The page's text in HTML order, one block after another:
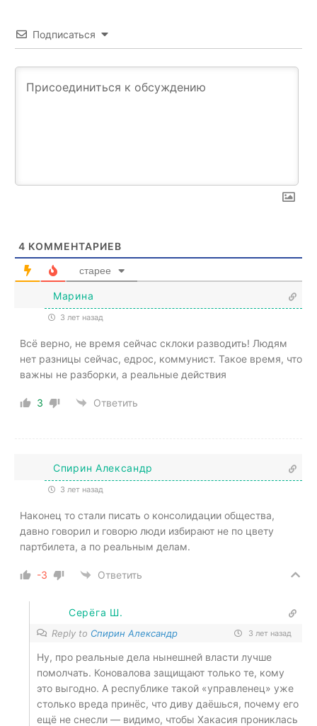
Подписаться
4 КОММЕНТАРИЕВ
старее
Марина
3 лет назад
Всё верно, не время сейчас склоки разводить! Людям
нет разницы сейчас, едрос, коммунист. Такое время, что
важны не разборки, а реальные действия
3 Ответить
Спирин Александр
3 лет назад
Наконец то стали писать о консолидации общества,
давно говорил и говорю люди избирают не по цвету
партбилета, а по реальным делам.
-3 Ответить
Серёга Ш.
Reply to Спирин Александр 3 лет назад
Ну, про реальные дела нынешней власти лучше
помолчать. Коновалова защищают только те, кому
это выгодно. А республике такой «управленец» уже
столько вреда принёс, что диву даёшься, почему его
ещё не снесли — видимо, чтобы Хакасия прониклась